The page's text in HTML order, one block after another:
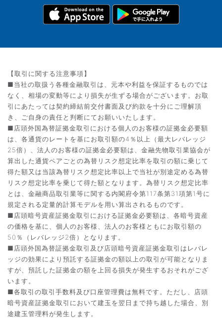
【取引に関する注意事項】
■当社の取扱う各種金融取引は、元本や利益を保証するものでは
なく、相場の変動等により損失が生ずる場合がございます。お取
引にあたっては契約締結前交付書面及び約款を十分にご理解頂
き、ご自身の責任と判断にてお願いいたします。
■店頭外国為替証拠金取引における個人のお客様の証拠金必要額
は、各通貨のレートを基にお取引額の4％以上（最大レバレッジ
25倍）、法人のお客様の証拠金必要額は、金融先物取引業協会が
算出した通貨ペアごとの為替リスク想定比率を取引の額に乗じて
得た額又は当該為替リスク想定比率以上で当社が別途定める為替
リスク想定比率を乗じて得た額となります。為替リスク想定比率
とは、金融商品取引業等に関する内閣府令第117条第31項第1号に
規定される定量的計算モデルを用い算出されるものです。
■店頭暗号資産証拠金取引における証拠金必要額は、各暗号資産
の価格を基に、個人のお客様、法人のお客様ともにお取引額の
50％（レバレッジ2倍）となります。
■店頭外国為替証拠金取引及び店頭暗号資産証拠金取引はレバレ
ッジの効果により預託する証拠金の額以上の取引が可能となりま
すが、預託した証拠金の額を上回る損失が発生するおそれがござ
います。
■各取引の取引手数料及び口座管理費は無料です。ただし、店頭
暗号資産証拠金取引において建玉を翌日まで持ち越した場合、別
途建玉管理料が発生します。